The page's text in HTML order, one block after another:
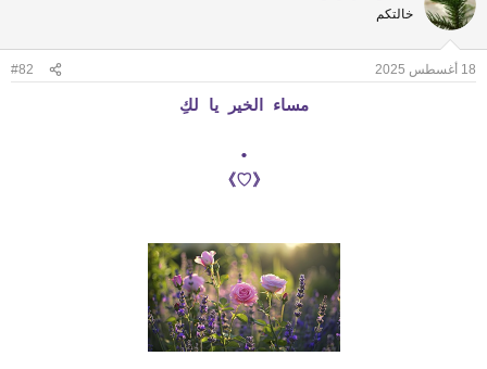
t
i
s
خالتكم
18 أغسطس 2025 #82
مساء الخير يا لكِ
•
《♡》